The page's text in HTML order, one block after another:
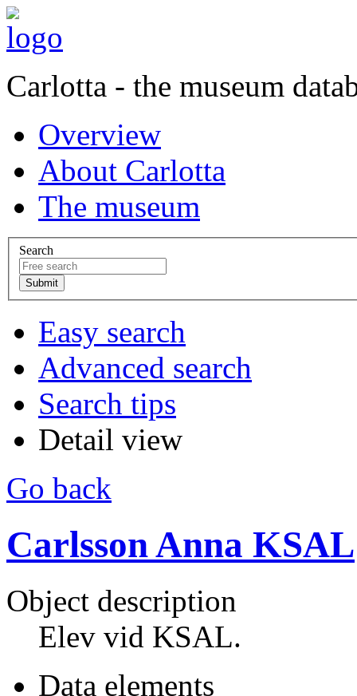
Carlotta - the museum
Overview
About Carlotta
The museum
Search
Easy search
Advanced search
Search tips
Detail view
Go back
Carlsson Anna KSAL
Object description
Elev vid KSAL.
Data elements